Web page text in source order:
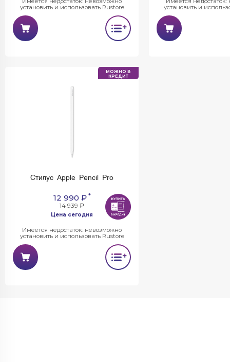
установить и использовать Rustore
установить и
МОЖНО В
КРЕДИТ
Стилус Apple Pencil Pro
12 990 ₽*
14 939 ₽
Цена сегодня
Имеется недостаток: невозможно
установить и использовать Rustore